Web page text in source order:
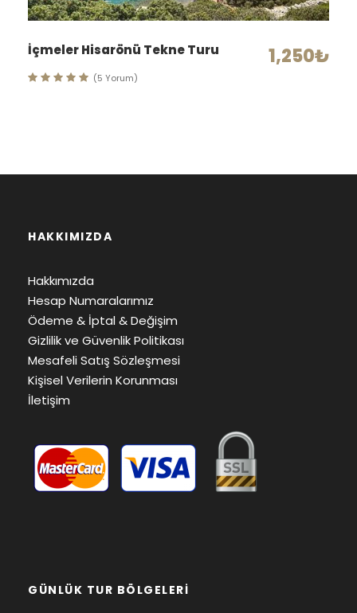
İçmeler Hisarönü Tekne Turu 1,250₺
(5 Yorum)
HAKKIMIZDA
Hakkımızda
Hesap Numaralarımız
Ödeme & İptal & Değişim
Gizlilik ve Güvenlik Politikası
Mesafeli Satış Sözleşmesi
Kişisel Verilerin Korunması
İletişim
GÜNLÜK TUR BÖLGELERI